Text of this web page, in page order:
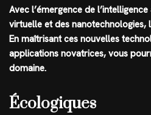
Avec l’émergence de
virtuelle et des nanotechnologies,
En maîtrisant ces nouvelles
applications novatrices, vous
domaine.
Écologiques